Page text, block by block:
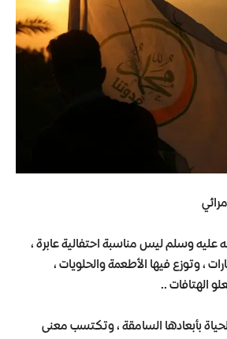
وسلم ليس مناسبة احتفالية عابرة ،
، وتوزع فيها الأطعمة والحلويات ،
الهتافات ..
بأبعادها السامقة ، وتكتسب معنى